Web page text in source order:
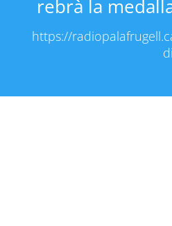
rebrà la
https://